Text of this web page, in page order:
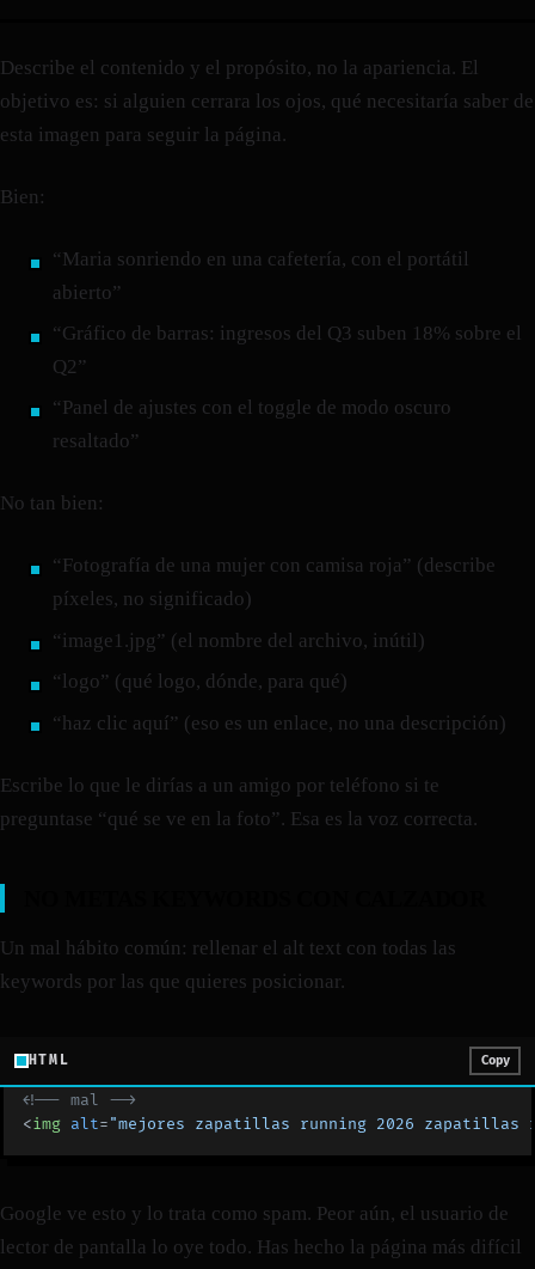
Describe el contenido y el propósito, no la apariencia. El
objetivo es: si alguien cerrara los ojos, qué necesitaría saber de
esta imagen para seguir la página.
Bien:
“Maria sonriendo en una cafetería, con el portátil
abierto”
“Gráfico de barras: ingresos del Q3 suben 18% sobre el
Q2”
“Panel de ajustes con el toggle de modo oscuro
resaltado”
No tan bien:
“Fotografía de una mujer con camisa roja” (describe
píxeles, no significado)
“image1.jpg” (el nombre del archivo, inútil)
“logo” (qué logo, dónde, para qué)
“haz clic aquí” (eso es un enlace, no una descripción)
Escribe lo que le dirías a un amigo por teléfono si te
preguntase “qué se ve en la foto”. Esa es la voz correcta.
Un mal hábito común: rellenar el alt text con todas las
keywords por las que quieres posicionar.
HTML Copy
<!-- mal -->
<img alt="mejores zapatillas running 2026 zapatillas
Google ve esto y lo trata como spam. Peor aún, el usuario de
lector de pantalla lo oye todo. Has hecho la página más difícil